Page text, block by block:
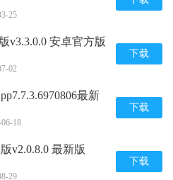
25
v3.3.0.0 安卓官方版
02
下载
最新
18
下载
v2.0.8.0 最新版
29
下载